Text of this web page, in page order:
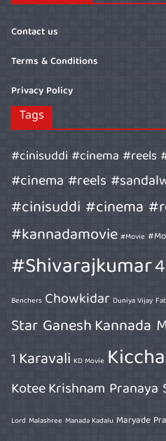
Contact us
Terms & Conditions
Privacy Policy
Tags
#cinisuddi #cinema #reels
#cinema #reels
#cinisuddi #cinema
#kannadamovie #Movie
#Shivarajkumar
Benchers Chowkidar Duniya Vijay
Star GaneshKannada
1 Karavali KD Movie
KoteeKrishnam Pranaya
Lord Malashree Manada Kadalu Maryade